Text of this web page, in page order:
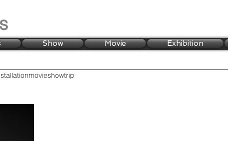
Show Movie Exhibition
movieshowtrip